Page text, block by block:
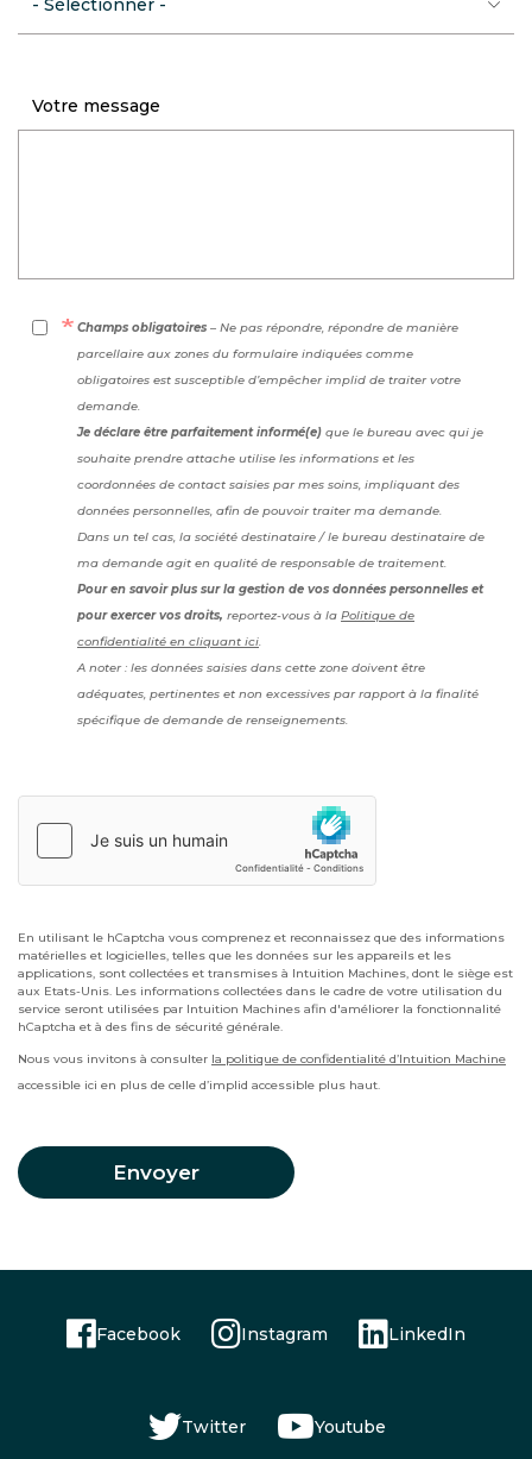
Votre message
Champs obligatoires – Ne pas répondre, répondre de manière
parcellaire aux zones du formulaire indiquées comme
obligatoires est susceptible d’empêcher implid de traiter votre
demande.
Je déclare être parfaitement informé(e) que le bureau avec qui je
souhaite prendre attache utilise les informations et les
coordonnées de contact saisies par mes soins, impliquant des
données personnelles, afin de pouvoir traiter ma demande.
Dans un tel cas, la société destinataire / le bureau destinataire de
ma demande agit en qualité de responsable de traitement.
Pour en savoir plus sur la gestion de vos données personnelles et
pour exercer vos droits, reportez-vous à la Politique de
confidentialité en cliquant ici.
A noter : les données saisies dans cette zone doivent être
adéquates, pertinentes et non excessives par rapport à la finalité
spécifique de demande de renseignements.
En utilisant le hCaptcha vous comprenez et reconnaissez que des informations
matérielles et logicielles, telles que les données sur les appareils et les
applications, sont collectées et transmises à Intuition Machines, dont le siège est
aux Etats-Unis. Les informations collectées dans le cadre de votre utilisation du
service seront utilisées par Intuition Machines afin d'améliorer la fonctionnalité
hCaptcha et à des fins de sécurité générale.
Nous vous invitons à consulter la politique de confidentialité d’Intuition Machine
accessible ici en plus de celle d’implid accessible plus haut.
Envoyer
Facebook Instagram LinkedIn
Twitter Youtube